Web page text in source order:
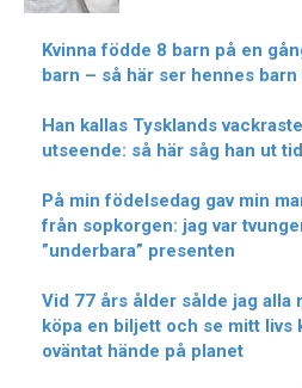
Kvinna födde 8 barn på en
barn – så här ser hennes
Han kallas Tysklands
utseende: så här såg han ut
På min födelsedag gav min
från sopkorgen: jag var
”underbara” presenten
Vid 77 års ålder sålde jag alla
köpa en biljett och se mitt livs
oväntat hände på planet